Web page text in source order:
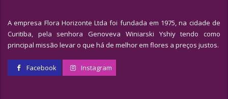
A empresa Flora Horizonte Ltda foi fundada em 1975, na cidade de
Curitiba, pela senhora Genoveva Winiarski Yshiy tendo como
principal missão levar o que há de melhor em flores a preços justos.
Facebook Instagram